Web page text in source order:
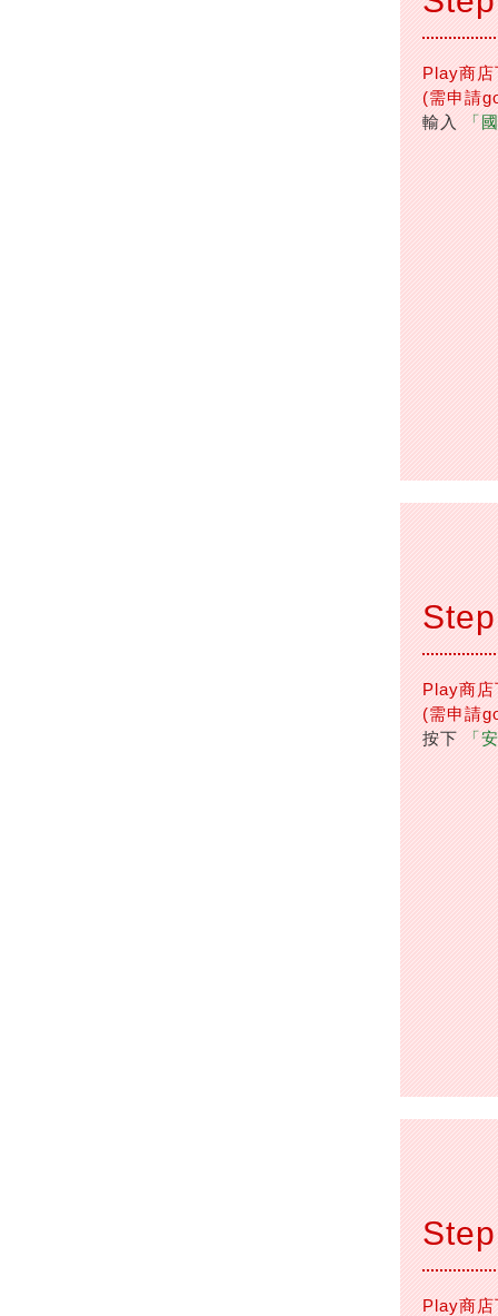
Play商店
(需申請
輸入
「
Play商店
(需申請
按下
「
Play商店